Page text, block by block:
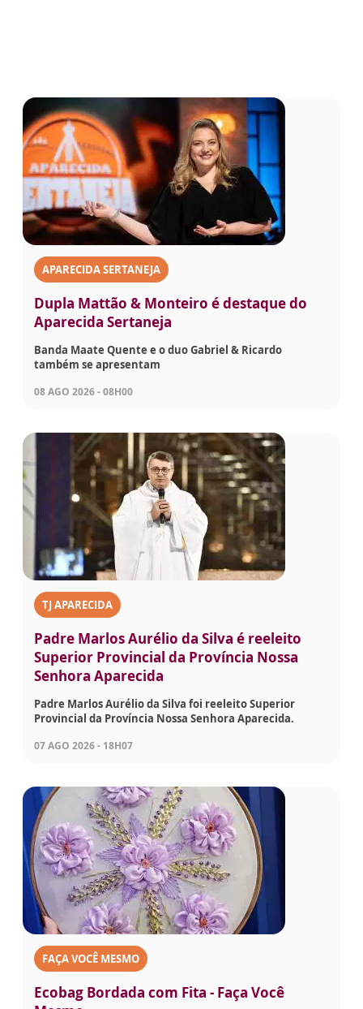
APARECIDA SERTANEJA
Dupla Mattão & Monteiro é destaque do
Aparecida Sertaneja
Banda Maate Quente e o duo Gabriel & Ricardo
também se apresentam
08 AGO 2026 - 08H00
TJ APARECIDA
Padre Marlos Aurélio da Silva é reeleito
Superior Provincial da Província Nossa
Senhora Aparecida
Padre Marlos Aurélio da Silva foi reeleito Superior
Provincial da Província Nossa Senhora Aparecida.
07 AGO 2026 - 18H07
FAÇA VOCÊ MESMO
Ecobag Bordada com Fita - Faça Você